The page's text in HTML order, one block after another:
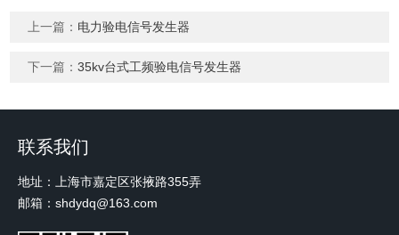
上一篇： 电力验电信号发生器
下一篇：35kv台式工频验电信号发生器
联系我们
地址：上海市嘉定区张掖路355弄
邮箱：shdydq@163.com